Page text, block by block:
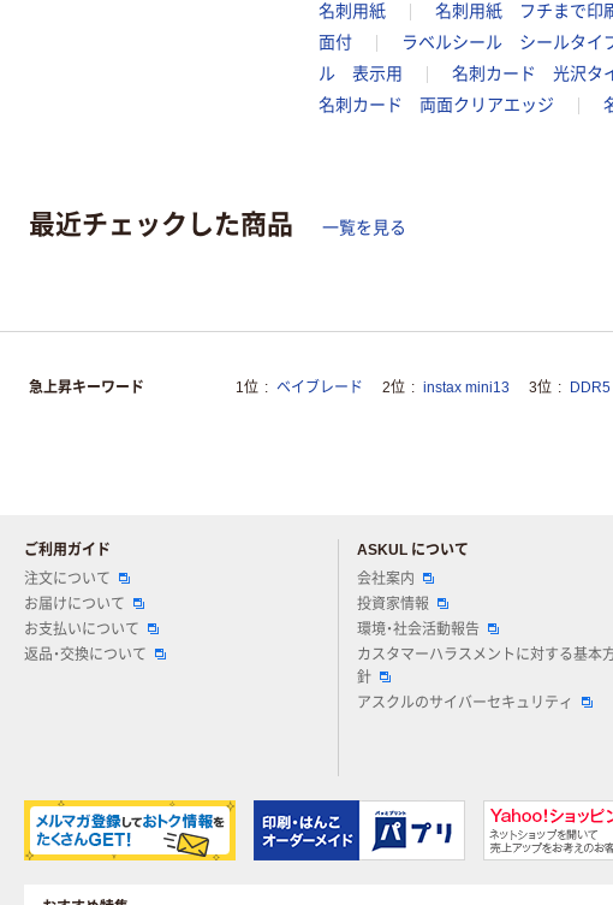
名刺用紙
名刺用紙 フチまで印
面付
ラベルシール シールタイ
ル 表示用
名刺カード 光沢タ
名刺カード 両面クリアエッジ
最近チェックした商品 一覧を見る
急上昇キーワード 1位 ベイブレード 2位 instax mini13 3位
ご利用ガイド
注文について
お届けについて
お支払いについて
返品・交換について
ASKUL について
会社案内
投資家情報
環境・社会活動報告
カスタマーハラスメントに対する基本
針
アスクルのサイバーセキュリティ